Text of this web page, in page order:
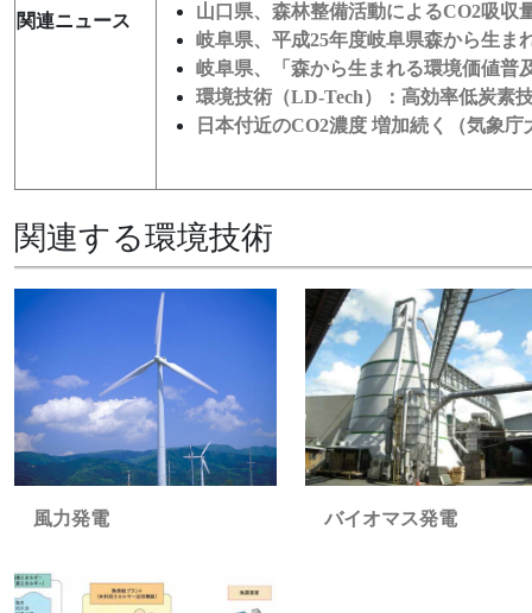
関連ニュース
山口県、森林整備活動によるCO2吸収
岐阜県、平成25年度岐阜県森から生ま
岐阜県、「森から生まれる環境価値普
環境技術（LD‑Tech）：高効率低炭素
日本付近のCO2濃度 増加続く（気象庁
関連する環境技術
風力発電 バイオマス発電